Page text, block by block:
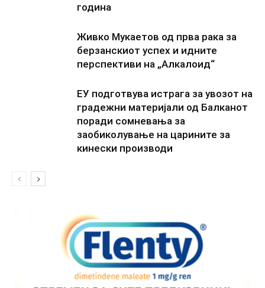
година
Живко Мукаетов од прва рака за
берзанскиот успех и идните
перспективи на „Алкалоид“
ЕУ подготвува истрага за увозот на
градежни материјали од Балканот
поради сомневања за
заобиколување на царините за
кинески производи